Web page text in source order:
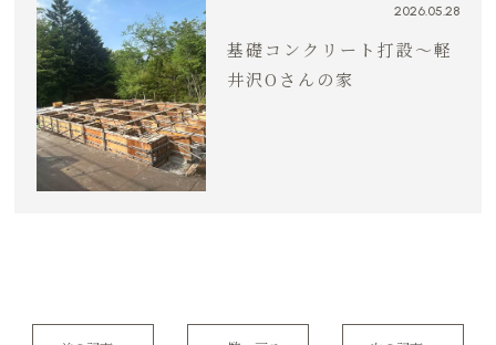
2026.05.28
基礎コンクリート打設〜軽
井沢Oさんの家